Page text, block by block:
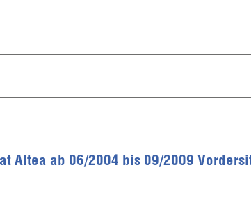
Altea ab 06/2004 bis 09/2009